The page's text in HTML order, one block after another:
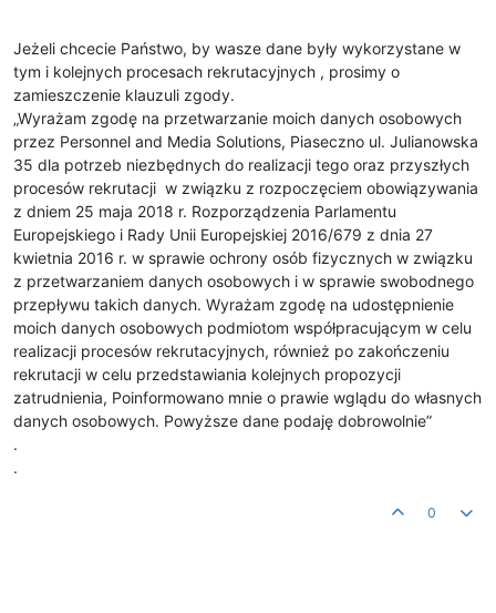
Jeżeli chcecie Państwo, by wasze dane były wykorzystane w
tym i kolejnych procesach rekrutacyjnych , prosimy o
zamieszczenie klauzuli zgody.
„Wyrażam zgodę na przetwarzanie moich danych osobowych
przez Personnel and Media Solutions, Piaseczno ul. Julianowska
35 dla potrzeb niezbędnych do realizacji tego oraz przyszłych
procesów rekrutacji w związku z rozpoczęciem obowiązywania
z dniem 25 maja 2018 r. Rozporządzenia Parlamentu
Europejskiego i Rady Unii Europejskiej 2016/679 z dnia 27
kwietnia 2016 r. w sprawie ochrony osób fizycznych w związku
z przetwarzaniem danych osobowych i w sprawie swobodnego
przepływu takich danych. Wyrażam zgodę na udostępnienie
moich danych osobowych podmiotom współpracującym w celu
realizacji procesów rekrutacyjnych, również po zakończeniu
rekrutacji w celu przedstawiania kolejnych propozycji
zatrudnienia, Poinformowano mnie o prawie wglądu do własnych
danych osobowych. Powyższe dane podaję dobrowolnie”
.
.
0